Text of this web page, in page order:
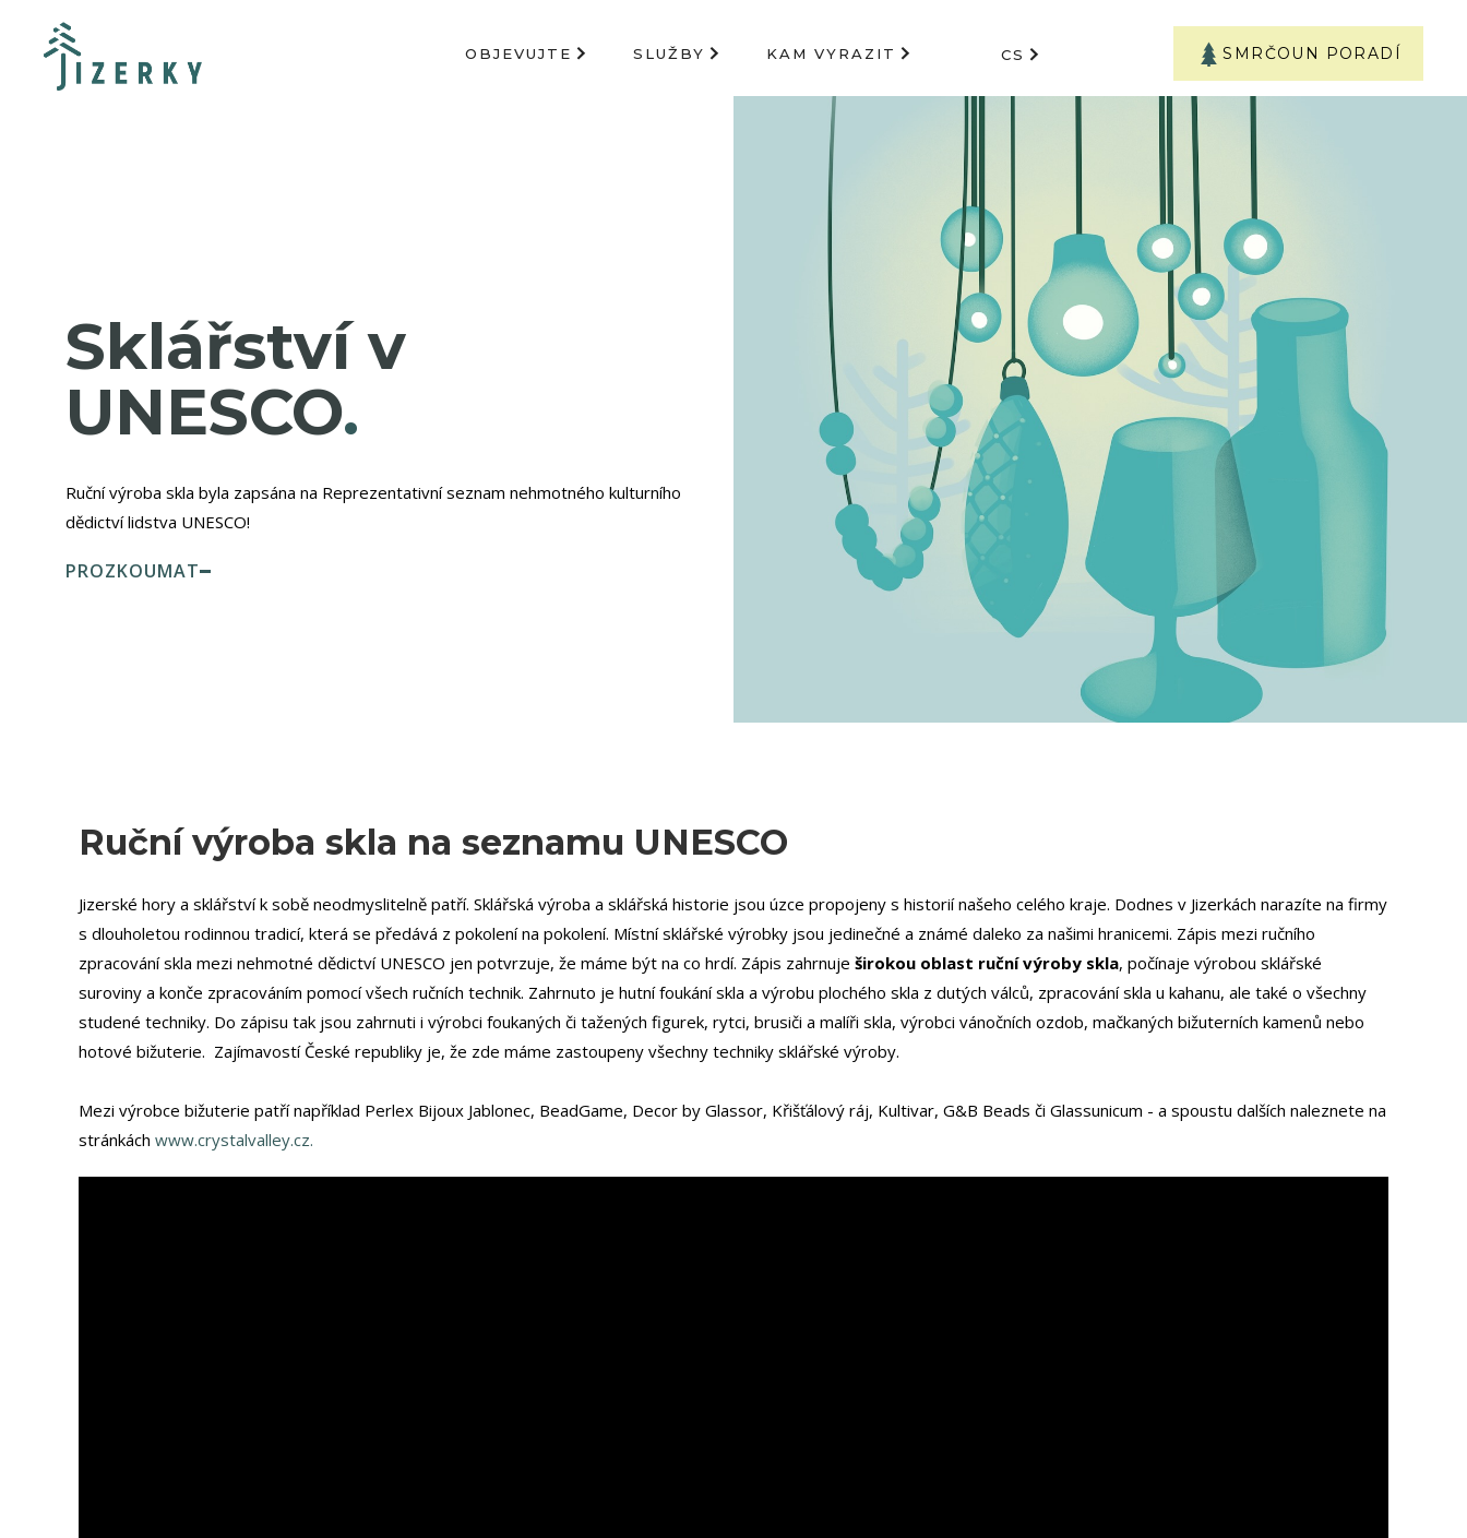
OBJEVUJTE SLUŽBY KAM VYRAZIT CS SMRČOUN PORADÍ
Sklářství v
UNESCO.
Ruční výroba skla byla zapsána na Reprezentativní seznam nehmotného kulturního
dědictví lidstva UNESCO!
PROZKOUMAT
Ruční výroba skla na seznamu UNESCO
Jizerské hory a sklářství k sobě neodmyslitelně patří. Sklářská výroba a sklářská historie jsou úzce propojeny s historií našeho celého kraje. Dodnes v Jizerkách narazíte na firmy
s dlouholetou rodinnou tradicí, která se předává z pokolení na pokolení. Místní sklářské výrobky jsou jedinečné a známé daleko za našimi hranicemi. Zápis mezi ručního
zpracování skla mezi nehmotné dědictví UNESCO jen potvrzuje, že máme být na co hrdí. Zápis zahrnuje širokou oblast ruční výroby skla, počínaje výrobou sklářské
suroviny a konče zpracováním pomocí všech ručních technik. Zahrnuto je hutní foukání skla a výrobu plochého skla z dutých válců, zpracování skla u kahanu, ale také o všechny
studené techniky. Do zápisu tak jsou zahrnuti i výrobci foukaných či tažených figurek, rytci, brusiči a malíři skla, výrobci vánočních ozdob, mačkaných bižuterních kamenů nebo
hotové bižuterie. Zajímavostí České republiky je, že zde máme zastoupeny všechny techniky sklářské výroby.
Mezi výrobce bižuterie patří například Perlex Bijoux Jablonec, BeadGame, Decor by Glassor, Křišťálový ráj, Kultivar, G&B Beads či Glassunicum - a spoustu dalších naleznete na
stránkách www.crystalvalley.cz.